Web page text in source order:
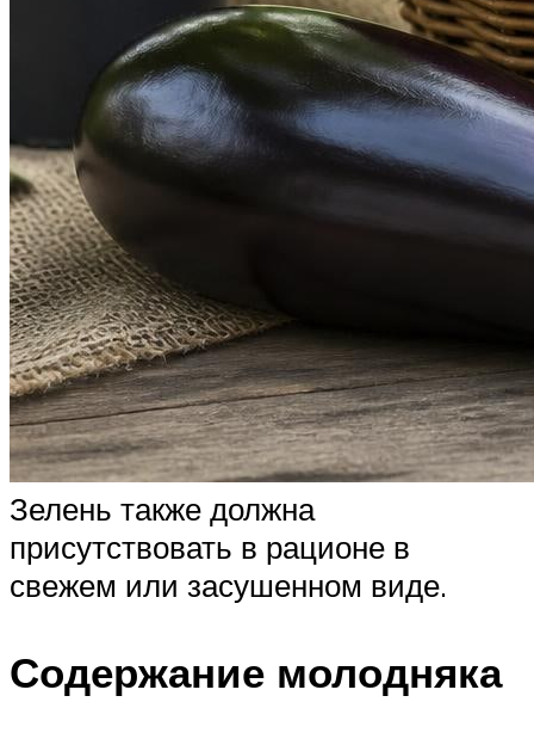
Зелень также должна
присутствовать в рационе в
свежем или засушенном виде.
Содержание молодняка